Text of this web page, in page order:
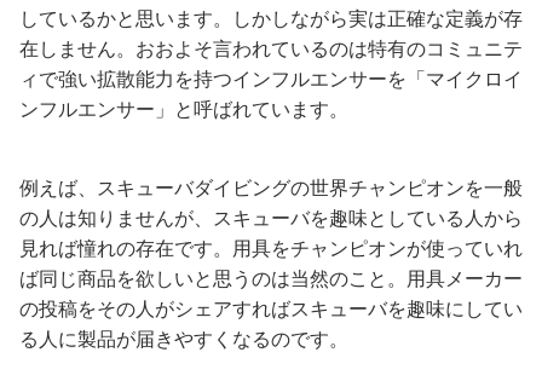
しているかと思います。しかしながら実は正確な定義が存
在しません。おおよそ言われているのは特有のコミュニテ
ィで強い拡散能力を持つインフルエンサーを「マイクロイ
ンフルエンサー」と呼ばれています。
例えば、スキューバダイビングの世界チャンピオンを一般
の人は知りませんが、スキューバを趣味としている人から
見れば憧れの存在です。用具をチャンピオンが使っていれ
ば同じ商品を欲しいと思うのは当然のこと。用具メーカー
の投稿をその人がシェアすればスキューバを趣味にしてい
る人に製品が届きやすくなるのです。